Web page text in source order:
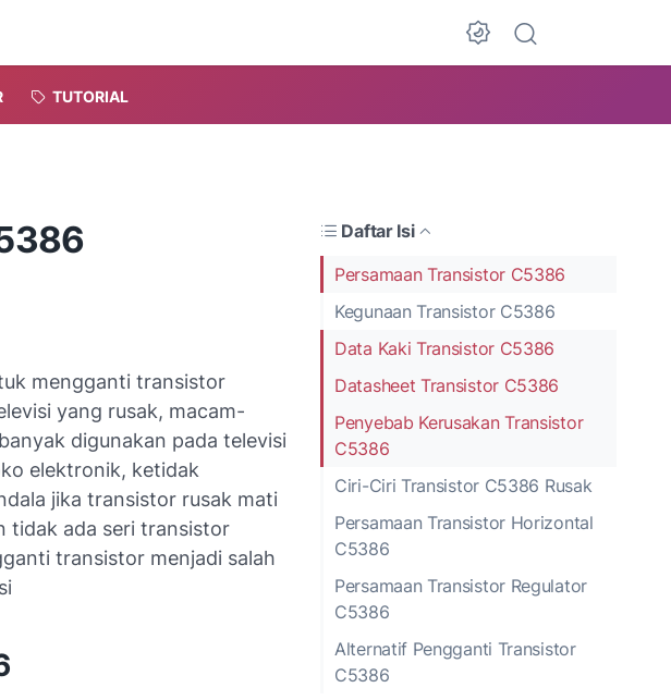
TUTORIAL
Daftar Isi
Persamaan Transistor C5386
Kegunaan Transistor C5386
Data Kaki Transistor C5386
Datasheet Transistor C5386
Penyebab Kerusakan Transistor
C5386
Ciri-Ciri Transistor C5386 Rusak
Persamaan Transistor Horizontal
C5386
Persamaan Transistor Regulator
C5386
Alternatif Pengganti Transistor
C5386
mengganti transistor
yang rusak, macam-
digunakan pada televisi
elektronik, ketidak
jika transistor rusak mati
tidak ada seri transistor
transistor menjadi salah